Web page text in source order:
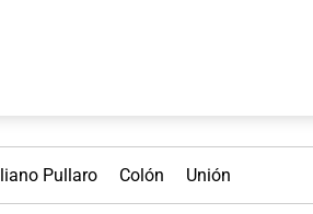
Pullaro Colón Unión